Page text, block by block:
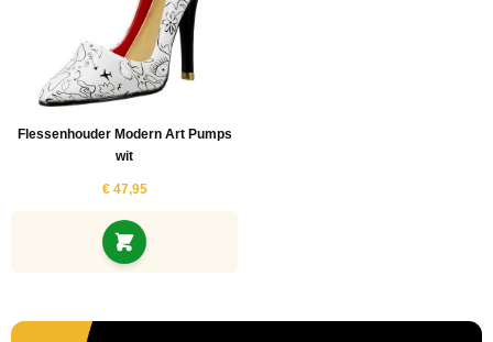
Flessenhouder Modern Art Pumps
wit
€ 47,95